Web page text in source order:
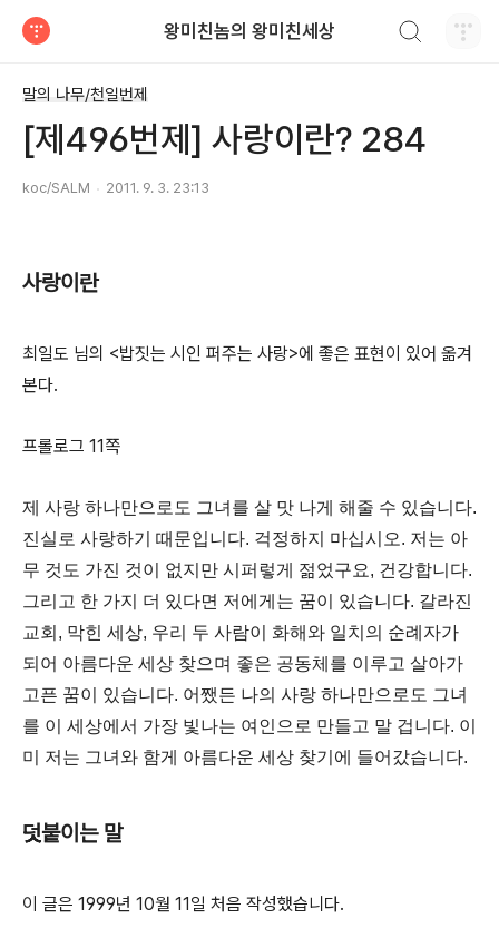
왕미친놈의 왕미친세상
말의 나무/천일번제
[제496번제] 사랑이란? 284
koc/SALM 2011. 9. 3. 23:13
사랑이란
최일도 님의 <밥짓는 시인 퍼주는 사랑>에 좋은 표현이 있어 옮겨
본다.
프롤로그 11쪽
제 사랑 하나만으로도 그녀를 살 맛 나게 해줄 수 있습니다.
진실로 사랑하기 때문입니다. 걱정하지 마십시오. 저는 아
무 것도 가진 것이 없지만 시퍼렇게 젊었구요, 건강합니다.
그리고 한 가지 더 있다면 저에게는 꿈이 있습니다. 갈라진
교회, 막힌 세상, 우리 두 사람이 화해와 일치의 순례자가
되어 아름다운 세상 찾으며 좋은 공동체를 이루고 살아가
고픈 꿈이 있습니다. 어쨌든 나의 사랑 하나만으로도 그녀
를 이 세상에서 가장 빛나는 여인으로 만들고 말 겁니다. 이
미 저는 그녀와 함게 아름다운 세상 찾기에 들어갔습니다.
덧붙이는 말
이 글은 1999년 10월 11일 처음 작성했습니다.